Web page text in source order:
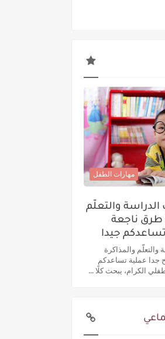
مهارات الطفل
والتعلّم
طرق ناجعة
جيدا
والمذاكرة
جدا عملية تساعدكم
الكرام، يبحث كلًا ...